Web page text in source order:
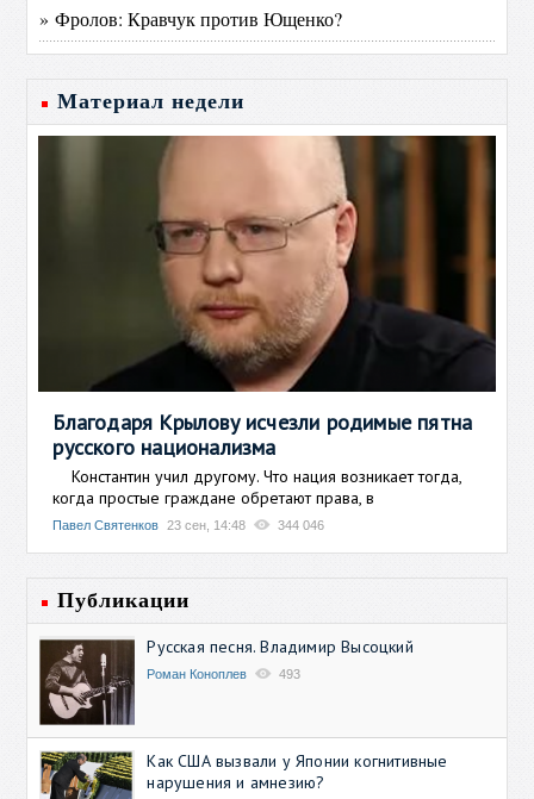
» Фролов: Кравчук против Ющенко?
Материал недели
Благодаря Крылову исчезли родимые пятна
русского национализма
Константин учил другому. Что нация возникает тогда,
когда простые граждане обретают права, в
Павел Святенков 23 сен, 14:48 344 046
Публикации
Русская песня. Владимир Высоцкий
Роман Коноплев 493
Как США вызвали у Японии когнитивные
нарушения и амнезию?